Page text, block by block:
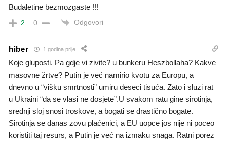
Budaletine bezmozgaste !!!
2 0 Odgovori
hiber 1 godina prije
Koje gluposti. Pa gdje vi zivite? u bunkeru Heszbollaha? Kakve
masovne žrtve? Putin je već namirio kvotu za Europu, a
dnevno u “višku smrtnosti” umiru deseci tisuća. Zato i sluzi rat
u Ukraini “da se vlasi ne dosjete”.U svakom ratu gine sirotinja,
srednji sloj snosi troskove, a bogati se drastično bogate.
Sirotinja se danas zovu plaćenici, a EU uopce jos nije ni poceo
koristiti taj resurs, a Putin je već na izmaku snaga. Ratni porez